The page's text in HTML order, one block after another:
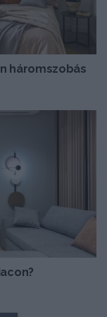
háromszobás